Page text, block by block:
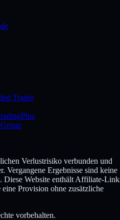
Trader
Verlustrisiko verbunden und
Vergangene Ergebnisse sind keine
Diese Website enthält Affiliate-
Provision ohne zusätzliche
vorbehalten.